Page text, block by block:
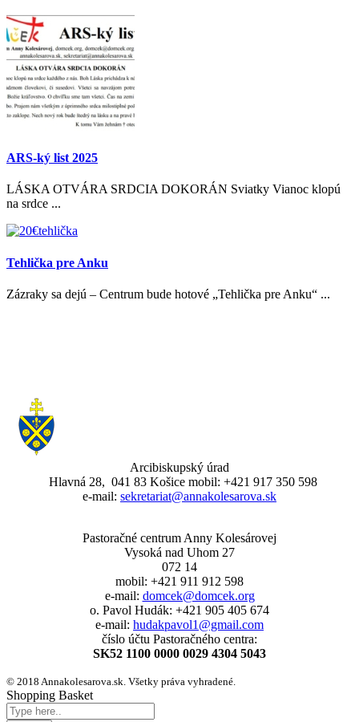
ARS-ký list 2025
LÁSKA OTVÁRA SRDCIA DOKORÁN Sviatky Vianoc klopú
na srdce ...
Tehlička pre Anku
Zázraky sa dejú – Centrum bude hotové „Tehlička pre Anku“ ...
Arcibiskupský úrad
Hlavná 28, 041 83 Košice mobil: +421 917 350 598
e-mail: sekretariat@annakolesarova.sk
Pastoračné centrum Anny Kolesárovej
Vysoká nad Uhom 27
072 14
mobil: +421 911 912 598
e-mail: domcek@domcek.org
o. Pavol Hudák: +421 905 405 674
e-mail: hudakpavol1@gmail.com
číslo účtu Pastoračného centra:
SK52 1100 0000 0029 4304 5043
© 2018 Annakolesarova.sk. Všetky práva vyhradené.
Shopping Basket